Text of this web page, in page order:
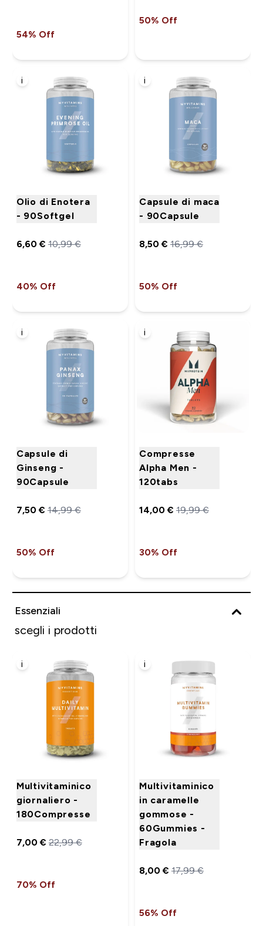
54% Off
50% Off
i
Olio di Enotera
- 90Softgel
6,60 €‎10,99 €‎
40% Off
i
Capsule di maca
- 90Capsule
8,50 €‎ 16,99 €‎
50% Off
i
Capsule di
Ginseng -
90Capsule
7,50 €‎14,99 €‎
50% Off
i
Compresse
Alpha Men -
120tabs
14,00 €‎ 19,99 €‎
30% Off
Essenziali
scegli i prodotti
i
Multivitaminico
giornaliero -
180Compresse
7,00 €‎22,99 €‎
70% Off
i
Multivitaminico
in caramelle
gommose -
60Gummies -
Fragola
8,00 €‎ 17,99 €‎
56% Off